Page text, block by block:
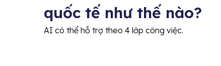
quốc tế như thế nào?
AI có thể hỗ trợ theo 4 lớp công việc.